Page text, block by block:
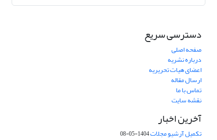
دسترسی سریع
صفحه اصلی
درباره نشریه
اعضای هیات تحریریه
ارسال مقاله
تماس با ما
نقشه سایت
آخرین اخبار
تکمیل آرشیو مجلات1404-05-08